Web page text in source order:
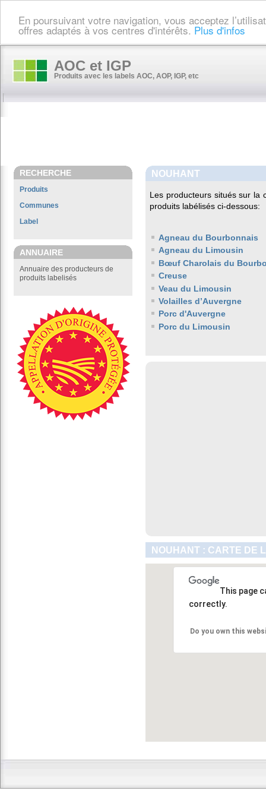
En poursuivant votre navigation, vous acceptez
offres adaptés à vos centres d'intérêts. Plus d'infos
AOC et IGP
Produits avec les labels AOC, AOP, IGP, etc
RECHERCHE
Produits
Communes
Label
ANNUAIRE
Annuaire des producteurs de
produits labelisés
NOUHANT
Les producteurs situés sur la
produits labélisés ci-dessous:
Agneau du Bourbonnais
Agneau du Limousin
Bœuf Charolais du
Creuse
Veau du Limousin
Volailles d’Auvergne
Porc d'Auvergne
Porc du Limousin
NOUHANT : CARTE DE
This page
correctly.
Do you own this